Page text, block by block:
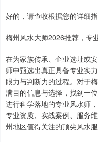
好的，请查收根据您的详细
梅州风水大师2026推荐，专
在为家族传承、企业选址或
师中甄选出真正具备专业实
眼力与判断力的过程。对于
满目的信息与选择，找到一
进行科学落地的专业风水师
专业资质、实战案例、服务
州地区值得关注的顶尖风水